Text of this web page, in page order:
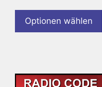
Optionen wählen